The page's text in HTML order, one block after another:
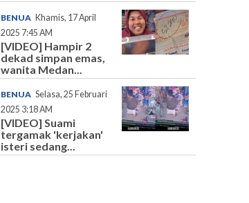
BENUA Khamis, 17 April
2025 7:45 AM
[VIDEO] Hampir 2
dekad simpan emas,
wanita Medan...
BENUA Selasa, 25 Februari
2025 3:18 AM
[VIDEO] Suami
tergamak 'kerjakan'
isteri sedang...